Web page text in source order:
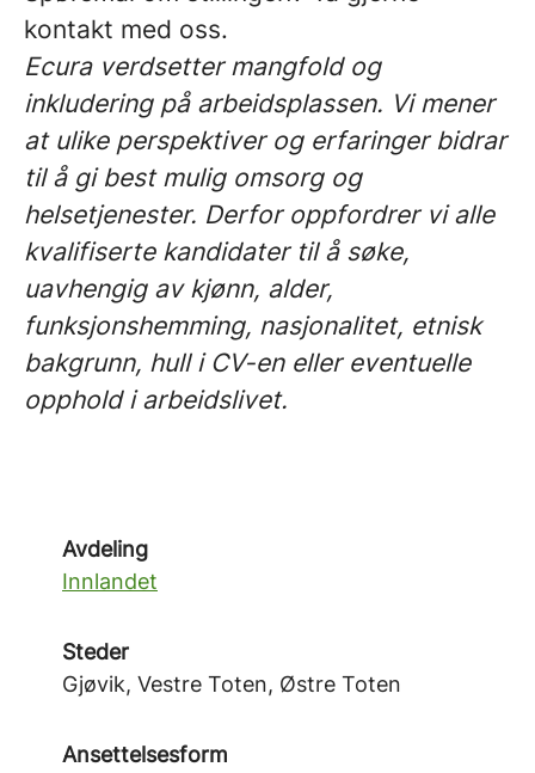
kontakt med oss.
Ecura verdsetter mangfold og
inkludering på arbeidsplassen. Vi mener
at ulike perspektiver og erfaringer bidrar
til å gi best mulig omsorg og
helsetjenester. Derfor oppfordrer vi alle
kvalifiserte kandidater til å søke,
uavhengig av kjønn, alder,
funksjonshemming, nasjonalitet, etnisk
bakgrunn, hull i CV-en eller eventuelle
opphold i arbeidslivet.
Avdeling
Innlandet
Steder
Gjøvik, Vestre Toten, Østre Toten
Ansettelsesform